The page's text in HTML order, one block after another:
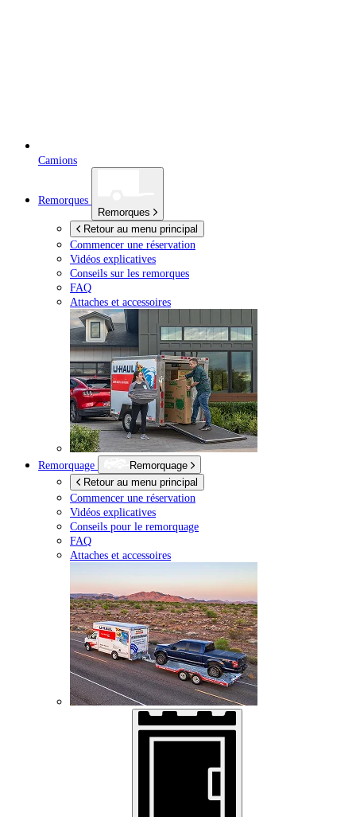
Camions
Remorques
Remorques
Retour au menu principal
Commencer une réservation
Vidéos explicatives
Conseils sur les remorques
FAQ
Attaches et accessoires
Remorquage
Remorquage
Retour au menu principal
Commencer une réservation
Vidéos explicatives
Conseils pour le remorquage
FAQ
Attaches et accessoires